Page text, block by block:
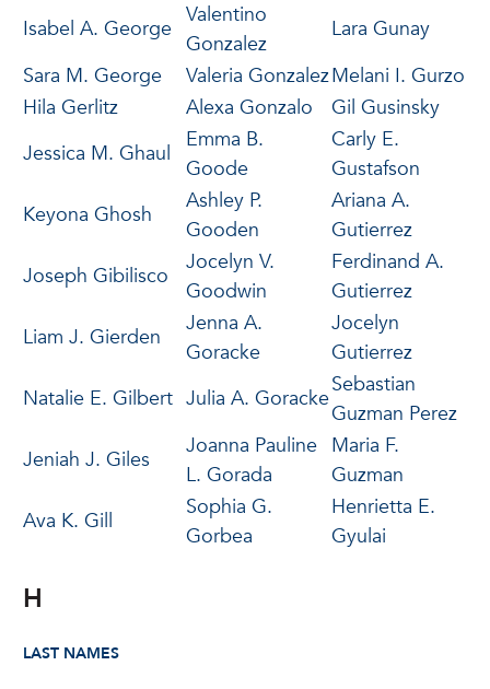
Isabel A. George
Valentino
Gonzalez
Lara Gunay
Sara M. George
Valeria GonzalezMelani I. Gurzo
Hila Gerlitz
Alexa Gonzalo
Gil Gusinsky
Jessica M. Ghaul
Emma B.
Goode
Carly E.
Gustafson
Keyona Ghosh
Ashley P.
Gooden
Ariana A.
Gutierrez
Joseph Gibilisco
Jocelyn V.
Goodwin
Ferdinand A.
Gutierrez
Liam J. Gierden
Jenna A.
Goracke
Jocelyn
Gutierrez
Natalie E. Gilbert Julia A. Goracke
Sebastian
Guzman Perez
Jeniah J. Giles
Joanna Pauline
L. Gorada
Maria F.
Guzman
Ava K. Gill
Sophia G.
Gorbea
Henrietta E.
Gyulai
H
LAST NAMES